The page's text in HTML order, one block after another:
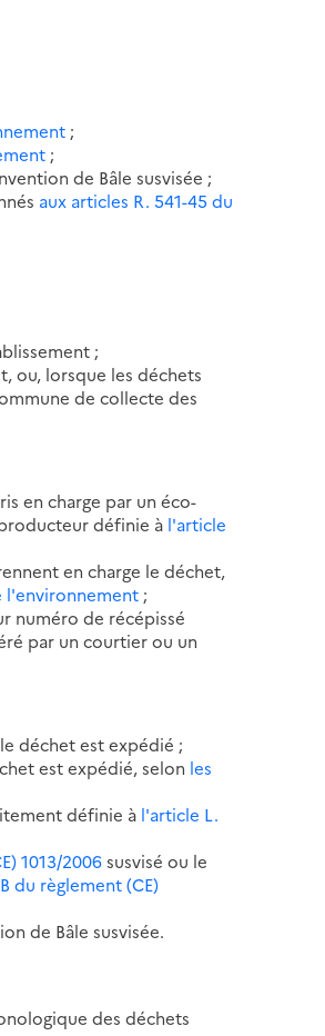
;
;
de Bâle susvisée ;
aux articles R. 541-45 du
;
ou, lorsque les déchets
de collecte des
en charge par un éco-
définie à l'article
en charge le déchet,
l'environnement ;
numéro de récépissé
par un courtier ou un
déchet est expédié ;
est expédié, selon les
définie à l'article L.
1013/2006susvisé ou le
du règlement (CE)
de Bâle susvisée.
des déchets